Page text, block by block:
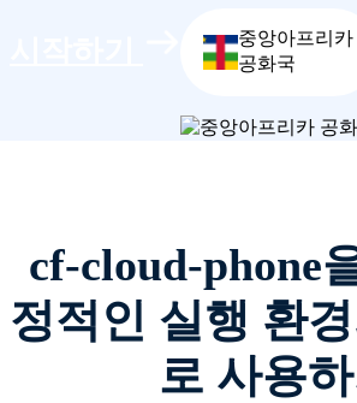
중앙아프리카
공화국
cf-cloud-phone
정적인 실행 환
로 사용하